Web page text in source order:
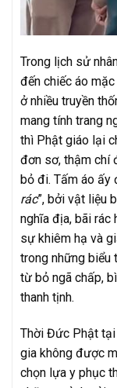
Trong lịch sử
đến chiếc áo
ở nhiều truyền
mang tính trang
thì Phật giáo lại
đơn sơ, thậm chí
bỏ đi. Tấm áo ấy
rác”, bởi vật liệu
nghĩa địa, bãi rác
sự khiêm hạ và
trong những biểu
từ bỏ ngã chấp,
thanh tịnh.
Thời Đức Phật tại
gia không được
chọn lựa y phục